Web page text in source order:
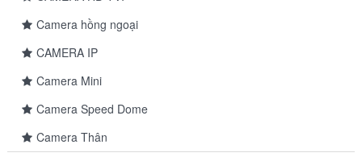
Camera hồng ngoại
CAMERA IP
Camera Mini
Camera Speed Dome
Camera Thân